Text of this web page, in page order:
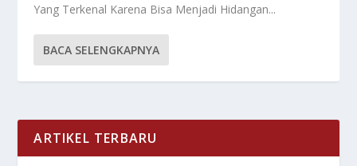
Yang Terkenal Karena Bisa Menjadi Hidangan...
BACA SELENGKAPNYA
ARTIKEL TERBARU